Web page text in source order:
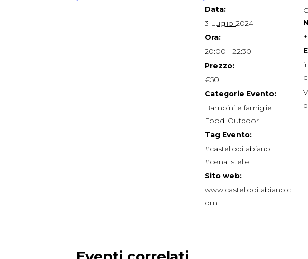
Data:
3 Luglio 2024
Ora:
20:00 - 22:30
Prezzo:
€50
Categorie Evento:
Bambini e famiglie,
Food, Outdoor
Tag Evento:
#castelloditabiano,
#cena, stelle
Sito web:
www.castelloditabiano.c
om